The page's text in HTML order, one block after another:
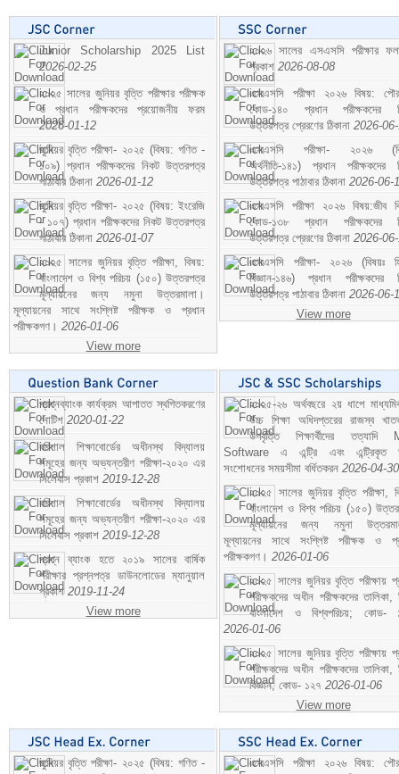
Junior Scholarship 2025 List
2026-02-25
২০২৫ সালের জুনিয়র বৃত্তি পরীক্ষার পরীক্ষক
ও প্রধান পরীক্ষকদের প্রয়োজনীয় ফরম
2026-01-12
জুনিয়র বৃত্তি পরীক্ষা- ২০২৫ (বিষয়: গণিত -
১০৯) প্রধান পরীক্ষকদের নিকট উত্তরপত্র
পাঠাবার ঠিকানা 2026-01-12
জুনিয়র বৃত্তি পরীক্ষা- ২০২৫ (বিষয়: ইংরেজি
- ১০৭) প্রধান পরীক্ষকদের নিকট উত্তরপত্র
পাঠাবার ঠিকানা 2026-01-07
২০২৫ সালের জুনিয়র বৃত্তি পরীক্ষা, বিষয়:
বাংলাদেশ ও বিশ্ব পরিচয় (১৫০) উত্তরপত্র
মূল্যায়নের জন্য নমুনা উত্তরমালা।
মূল্যায়নের সাথে সংশ্লিষ্ট পরীক্ষক ও প্রধান
পরীক্ষকগণ। 2026-01-06
View more
২০২৬ সালের এসএসসি পরীক্ষার
প্রকাশ 2026-08-08
এসএসসি পরীক্ষা ২০২৬ বিষয়:
কোড-১৪০ প্রধান পরীক্ষকদের
উত্তরপত্র প্রেরণের ঠিকানা 2026-
এসএসসি পরীক্ষা- ২০২৬
অর্থনীতি-১৪১) প্রধান পরীক্ষকদের
উত্তরপত্র পাঠাবার ঠিকানা 2026-06-
এসএসসি পরীক্ষা ২০২৬ বিষয়:জীব
কোড-১৩৮ প্রধান পরীক্ষকদের
উত্তরপত্র প্রেরণের ঠিকানা 2026-
এসএসসি পরীক্ষা- ২০২৬ (বিষয়ঃ
বিজ্ঞান-১৪৬) প্রধান পরীক্ষকদের
উত্তরপত্র পাঠাবার ঠিকানা 2026-06-
View more
প্রশ্নব্যাংক কার্যক্রম আপাতত স্থগিতকরণের
নোটিশ 2020-01-22
বরিশাল শিক্ষাবোর্ডের অধীনস্থ বিদ্যালয়
সমূহের জন্য অভ্যন্তরীণ পরীক্ষা-২০২০ এর
সিলেবাস প্রকাশ 2019-12-28
বরিশাল শিক্ষাবোর্ডের অধীনস্থ বিদ্যালয়
সমূহের জন্য অভ্যন্তরীণ পরীক্ষা-২০২০ এর
সিলেবাস প্রকাশ 2019-12-28
প্রশ্ন ব্যাংক হতে ২০১৯ সালের বার্ষিক
পরীক্ষার প্রশ্নপত্র ডাউনলোডের ম্যানুয়াল
প্রকাশ 2019-11-24
View more
২০২৫-২৬ অর্থবছরে ২য় ধাপে
উচ্চ শিক্ষা অধিদপ্তরের রাজস্ব
উপবৃত্তি শিক্ষার্থীদের তত্যাদি
Software এ এন্ট্রি এবং এন্ট্রিকৃত
সংশোধনের সময়সীমা বর্ধিতকরন 2026-04-30
২০২৫ সালের জুনিয়র বৃত্তি পরীক্ষা,
বাংলাদেশ ও বিশ্ব পরিচয় (১৫০)
মূল্যায়নের জন্য নমুনা
মূল্যায়নের সাথে সংশ্লিষ্ট পরীক্ষক ও
পরীক্ষকগণ। 2026-01-06
২০২৫ সালের জুনিয়র বৃত্তি পরীক্ষায়
পরীক্ষকদের অধীন পরীক্ষকদের তালিকা,
বাংলাদেশ ও বিশ্বপরিচয়; কোড-
2026-01-06
২০২৫ সালের জুনিয়র বৃত্তি পরীক্ষায়
পরীক্ষকদের অধীন পরীক্ষকদের তালিকা,
বিজ্ঞান; কোড- ১২৭ 2026-01-06
View more
জুনিয়র বৃত্তি পরীক্ষা- ২০২৫ (বিষয়: গণিত -
এসএসসি পরীক্ষা ২০২৬ বিষয়: